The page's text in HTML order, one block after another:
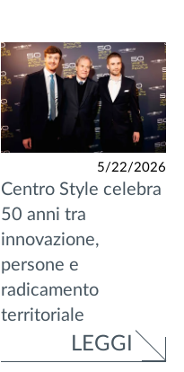
5/22/2026
Centro Style celebra
50 anni tra
innovazione,
persone e
radicamento
territoriale
LEGGI